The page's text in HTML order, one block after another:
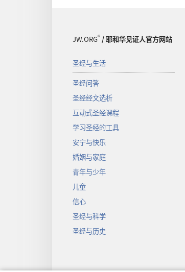
JW.ORG®/ 耶和华见证人官方网站
圣经与生活
圣经问答
圣经经文选析
互动式圣经课程
学习圣经的工具
安宁与快乐
婚姻与家庭
青年与少年
儿童
信心
圣经与科学
圣经与历史